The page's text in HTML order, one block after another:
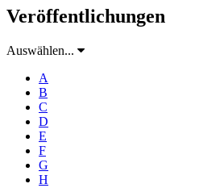
Veröffentlichungen
Auswählen...
A
B
C
D
E
F
G
H